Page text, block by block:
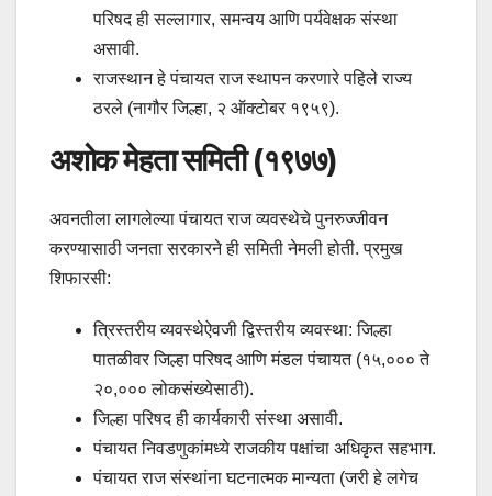
परिषद ही सल्लागार, समन्वय आणि पर्यवेक्षक संस्था
असावी.
राजस्थान हे पंचायत राज स्थापन करणारे पहिले राज्य
ठरले (नागौर जिल्हा, २ ऑक्टोबर १९५९).
अशोक मेहता समिती (१९७७)
अवनतीला लागलेल्या पंचायत राज व्यवस्थेचे पुनरुज्जीवन
करण्यासाठी जनता सरकारने ही समिती नेमली होती. प्रमुख
शिफारसी:
त्रिस्तरीय व्यवस्थेऐवजी द्विस्तरीय व्यवस्था: जिल्हा
पातळीवर जिल्हा परिषद आणि मंडल पंचायत (१५,००० ते
२०,००० लोकसंख्येसाठी).
जिल्हा परिषद ही कार्यकारी संस्था असावी.
पंचायत निवडणुकांमध्ये राजकीय पक्षांचा अधिकृत सहभाग.
पंचायत राज संस्थांना घटनात्मक मान्यता (जरी हे लगेच